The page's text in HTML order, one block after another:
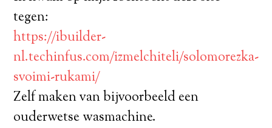
tegen:
https://ibuilder-
nl.techinfus.com/izmelchiteli/solomorezka-
svoimi-rukami/
Zelf maken van bijvoorbeeld een
ouderwetse wasmachine.